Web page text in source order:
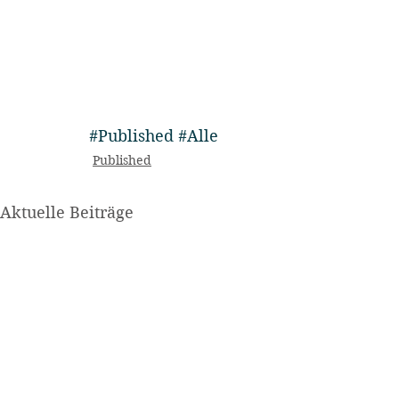
#Published #Alle
Published
Aktuelle Beiträge